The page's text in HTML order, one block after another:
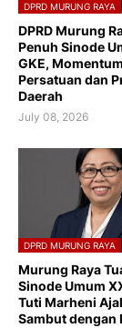
DPRD MURUNG RAYA
DPRD Murung
Penuh Sinode
GKE,
Persatuan dan
Daerah
July 08, 2026
DPRD MURUNG RAYA
Murung Raya
Sinode Umum
Tuti Marheni
Sambut dengan